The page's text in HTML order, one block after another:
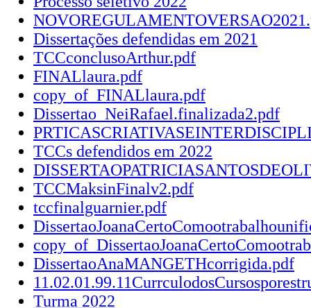
Dissertações defendidas em 2021
TCCconclusoArthur.pdf
FINALlaura.pdf
copy_of_FINALlaura.pdf
Dissertao_NeiRafael.finalizada2.pdf
TCCs defendidos em 2022
TCCMaksinFinalv2.pdf
tccfinalguarnier.pdf
DissertaoAnaMANGETHcorrigida.pdf
Turma 2022